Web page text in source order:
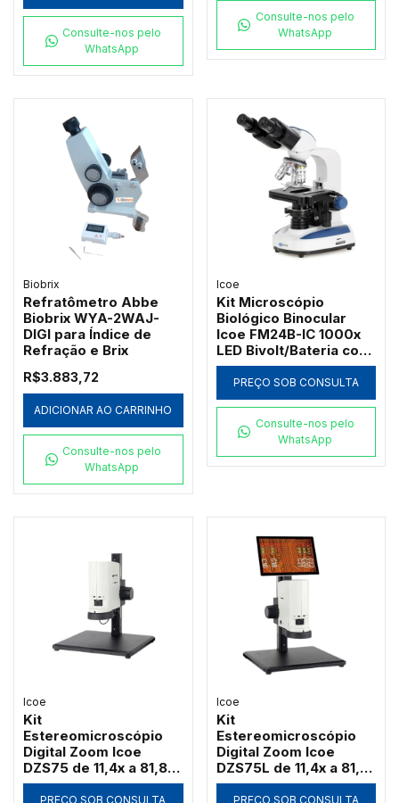
Consulte-nos pelo
WhatsApp
Consulte-nos pelo
WhatsApp
Biobrix
Refratômetro Abbe
Biobrix WYA-2WAJ-
DIGI para Índice de
Refração e Brix
R$3.883,72
ADICIONAR AO CARRINHO
Consulte-nos pelo
WhatsApp
Icoe
Kit Microscópio
Biológico Binocular
Icoe FM24B-IC 1000x
LED Bivolt/Bateria com
Ótica Acromática
PREÇO SOB CONSULTA
Consulte-nos pelo
WhatsApp
Icoe
Kit
Estereomicroscópio
Digital Zoom Icoe
DZS75 de 11,4x a 81,8x
Câmera 4MP Anel LED
PREÇO SOB CONSULTA
Icoe
Kit
Estereomicroscópio
Digital Zoom Icoe
DZS75L de 11,4x a 81,8x
Tela Touch 10" 4MP
PREÇO SOB CONSULTA